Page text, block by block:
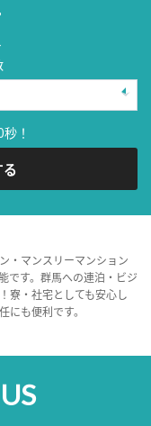
！
・マンスリーマンション
です。群馬への連泊・ビジ
寮・社宅としても安心し
も便利です。